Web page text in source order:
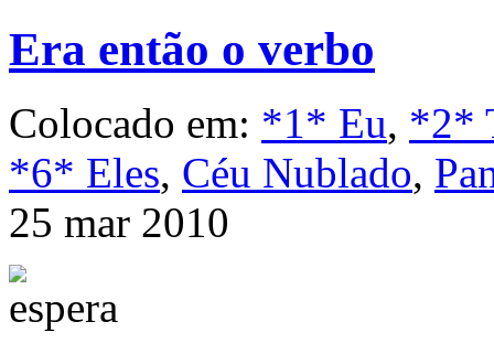
Era então o verbo
Colocado em: *1* Eu, *2*
*6* Eles, Céu Nublado,
25 mar 2010